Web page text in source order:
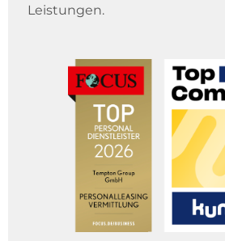
Leistungen.